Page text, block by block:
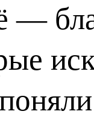
—